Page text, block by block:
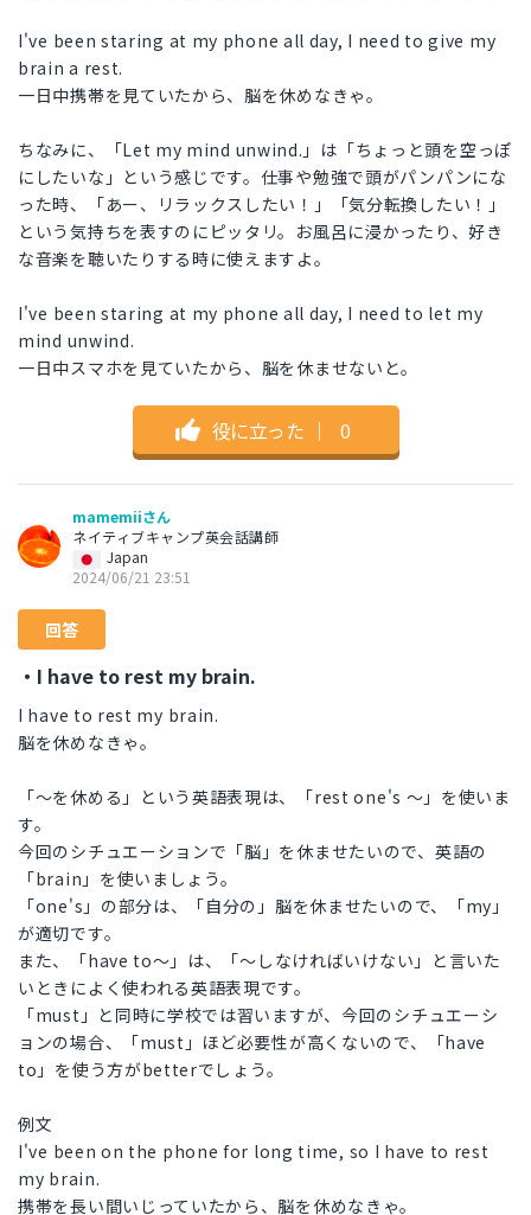
I've been staring at my phone all day, I need to give my
brain a rest.
一日中携帯を見ていたから、脳を休めなきゃ。
ちなみに、「Let my mind unwind.」は「ちょっと頭を空っぽ
にしたいな」という感じです。仕事や勉強で頭がパンパンにな
った時、「あー、リラックスしたい！」「気分転換したい！」
という気持ちを表すのにピッタリ。お風呂に浸かったり、好き
な音楽を聴いたりする時に使えますよ。
I've been staring at my phone all day, I need to let my
mind unwind.
一日中スマホを見ていたから、脳を休ませないと。
役に立った ｜ 0
mamemiiさん
ネイティブキャンプ英会話講師
Japan
2024/06/21 23:51
回答
・I have to rest my brain.
I have to rest my brain.
脳を休めなきゃ。
「〜を休める」という英語表現は、「rest one's 〜」を使いま
す。
今回のシチュエーションで「脳」を休ませたいので、英語の
「brain」を使いましょう。
「one's」の部分は、「自分の」脳を休ませたいので、「my」
が適切です。
また、「have to〜」は、「〜しなければいけない」と言いた
いときによく使われる英語表現です。
「must」と同時に学校では習いますが、今回のシチュエーシ
ョンの場合、「must」ほど必要性が高くないので、「have
to」を使う方がbetterでしょう。
例文
I've been on the phone for long time, so I have to rest
my brain.
携帯を長い間いじっていたから、脳を休めなきゃ。